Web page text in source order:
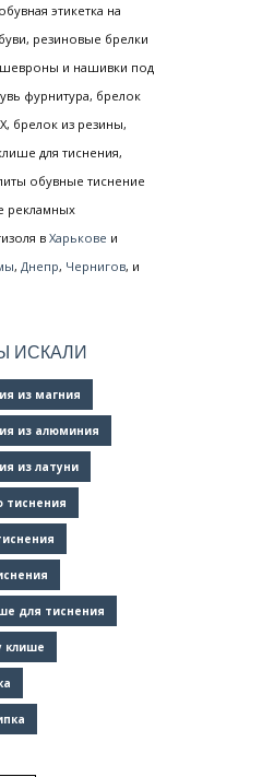
этикетка на
резиновые брелки
шевроны и нашивки под
фурнитура, брелок
брелок из резины,
для тиснения,
обувные тиснение
рекламных
в Харькове и
, Днепр, Чернигов, и
ИСКАЛИ
из магния
из алюминия
из латуни
тиснения
для тиснения
клише